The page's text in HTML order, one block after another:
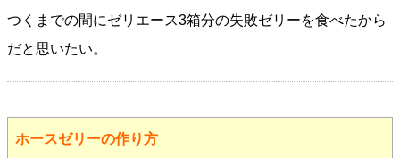
つくまでの間にゼリエース3箱分の失敗ゼリーを食べたから
だと思いたい。
ホースゼリーの作り方